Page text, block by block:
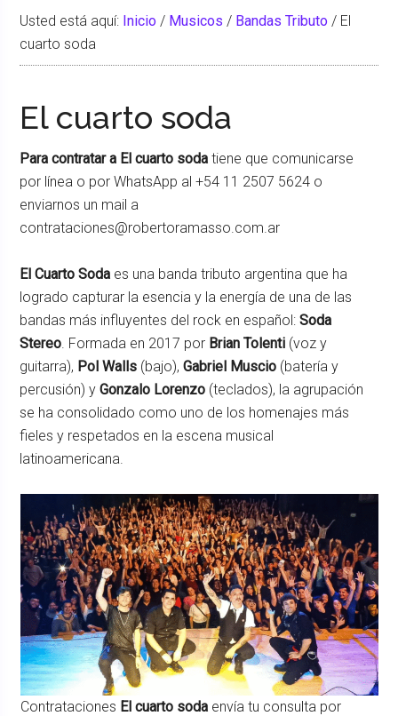
Usted está aquí: Inicio / Musicos / Bandas Tributo / El
cuarto soda
El cuarto soda
Para contratar a El cuarto soda tiene que comunicarse
por línea o por WhatsApp al +54 11 2507 5624 o
enviarnos un mail a
contrataciones@robertoramasso.com.ar
El Cuarto Soda es una banda tributo argentina que ha
logrado capturar la esencia y la energía de una de las
bandas más influyentes del rock en español:Soda
Stereo. Formada en 2017 por Brian Tolenti (voz y
guitarra), Pol Walls (bajo),Gabriel Muscio (batería y
percusión) yGonzalo Lorenzo (teclados), la agrupación
se ha consolidado como uno de los homenajes más
fieles y respetados en la escena musical
latinoamericana.
Contrataciones El cuarto sodaenvía tu consulta por